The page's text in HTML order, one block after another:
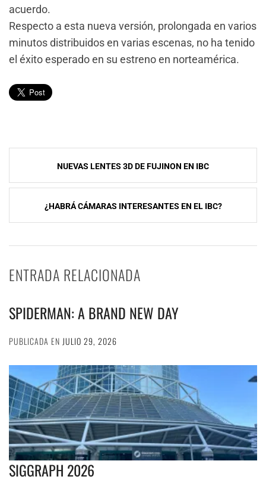
acuerdo.
Respecto a esta nueva versión, prolongada en varios
minutos distribuidos en varias escenas, no ha tenido
el éxito esperado en su estreno en norteamérica.
Navegación
de
entradas
NUEVAS LENTES 3D DE FUJINON EN IBC
¿HABRÁ CÁMARAS INTERESANTES EN EL IBC?
ENTRADA RELACIONADA
SPIDERMAN: A BRAND NEW DAY
PUBLICADA EN JULIO 29, 2026
SIGGRAPH 2026